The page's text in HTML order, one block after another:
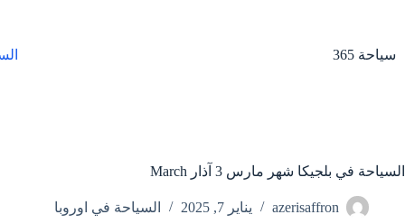
سياحة 365
السياحة في بلجيكا شهر مارس 3 آذار March
azerisaffron يناير 7, 2025 السياحة في اوروبا